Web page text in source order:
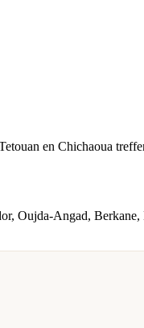
en Chichaoua
Oujda-Angad,